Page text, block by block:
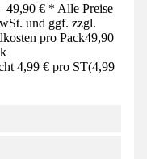
49,90 € * Alle Preise
und ggf. zzgl.
pro Pack49,90
4,99 € pro ST(4,99